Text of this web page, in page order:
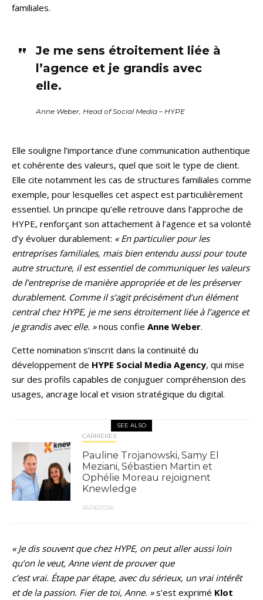
familiales.
Je me sens étroitement liée à
l’agence et je grandis avec
elle.
Anne Weber, Head of Social Media – HYPE
Elle souligne l’importance d’une communication authentique
et cohérente des valeurs, quel que soit le type de client.
Elle cite notamment les cas de structures familiales comme
exemple, pour lesquelles cet aspect est particulièrement
essentiel. Un principe qu’elle retrouve dans l’approche de
HYPE, renforçant son attachement à l’agence et sa volonté
d’y évoluer durablement: « En particulier pour les
entreprises familiales, mais bien entendu aussi pour toute
autre structure, il est essentiel de communiquer les valeurs
de l’entreprise de manière appropriée et de les préserver
durablement. Comme il s’agit précisément d’un élément
central chez HYPE, je me sens étroitement liée à l’agence et
je grandis avec elle. »nous confie Anne Weber.
Cette nomination s’inscrit dans la continuité du
développement de HYPE Social Media Agency, qui mise
sur des profils capables de conjuguer compréhension des
usages, ancrage local et vision stratégique du digital.
SEE ALSO
CARRIÈRES
Pauline Trojanowski, Samy El
Meziani, Sébastien Martin et
Ophélie Moreau rejoignent
Knewledge
26/06/2026
« Je dis souvent que chez HYPE, on peut aller aussi loin
qu’on le veut, Anne vient de prouver que
c’est vrai. Étape par étape, avec du sérieux, un vrai intérêt
et de la passion. Fier de toi, Anne. »s’est exprimé Klot